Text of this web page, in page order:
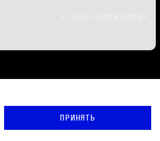
обработки персональных
файлов cookie
Принять